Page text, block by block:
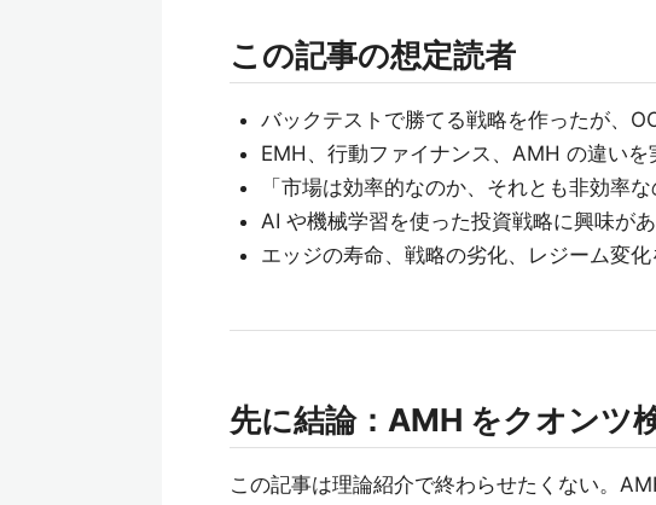
この記事の想定読者
バックテストで勝てる戦略を作ったが、
EMH、行動ファイナンス、AMH の違いを
「市場は効率的なのか、それとも非効率
AI や機械学習を使った投資戦略に興味が
エッジの寿命、戦略の劣化、レジーム変
先に結論：AMH をクオンツ
この記事は理論紹介で終わらせたくない。